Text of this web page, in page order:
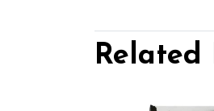
Related